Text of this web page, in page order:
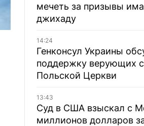
мечеть за призывы
джихаду
14:24
Генконсул Украины
поддержку верующих
Польской Церкви
13:43
Суд в США взыскал с
миллионов долларов